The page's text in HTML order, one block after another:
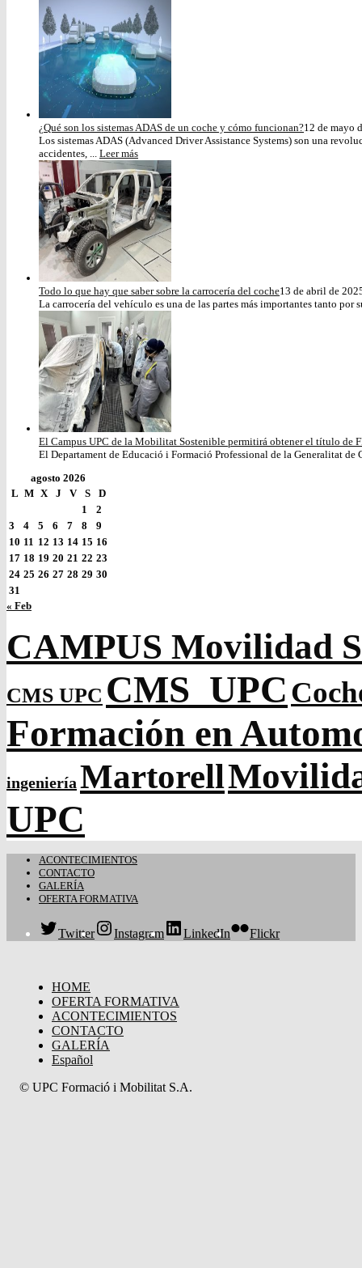
¿Qué son los sistemas ADAS de un coche y cómo funcionan?12 de mayo
Los sistemas ADAS (Advanced Driver Assistance Systems) son una
accidentes, ... Leer más
Todo lo que hay que saber sobre la carrocería del coche13 de abril de
La carrocería del vehículo es una de las partes más importantes tanto
El Campus UPC de la Mobilitat Sostenible permitirá obtener el título de
El Departament de Educació i Formació Professional de la Generalitat
agosto 2026
L M X J V S
D
1
2
3
4 5 6 7 8
9
10 11 12 13 14 15 16
17 18 19 20 21 22 23
24 25 26 27 28 29 30
31
« Feb
CAMPUS Movilidad
CMS UPC CMS_UPC
Formación en
ingeniería Martorell
UPC
ACONTECIMIENTOS
CONTACTO
GALERÍA
OFERTA FORMATIVA
Twitter Instagram LinkedIn Flickr
HOME
OFERTA FORMATIVA
ACONTECIMIENTOS
CONTACTO
GALERÍA
Español
© UPC Formació i Mobilitat S.A.